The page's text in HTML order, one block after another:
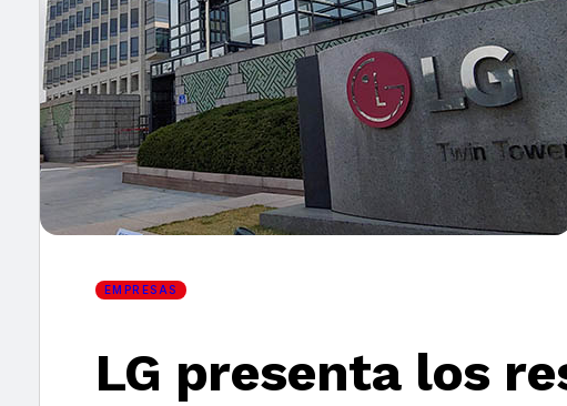
Buscar
×
EMPRESAS
LG presenta los